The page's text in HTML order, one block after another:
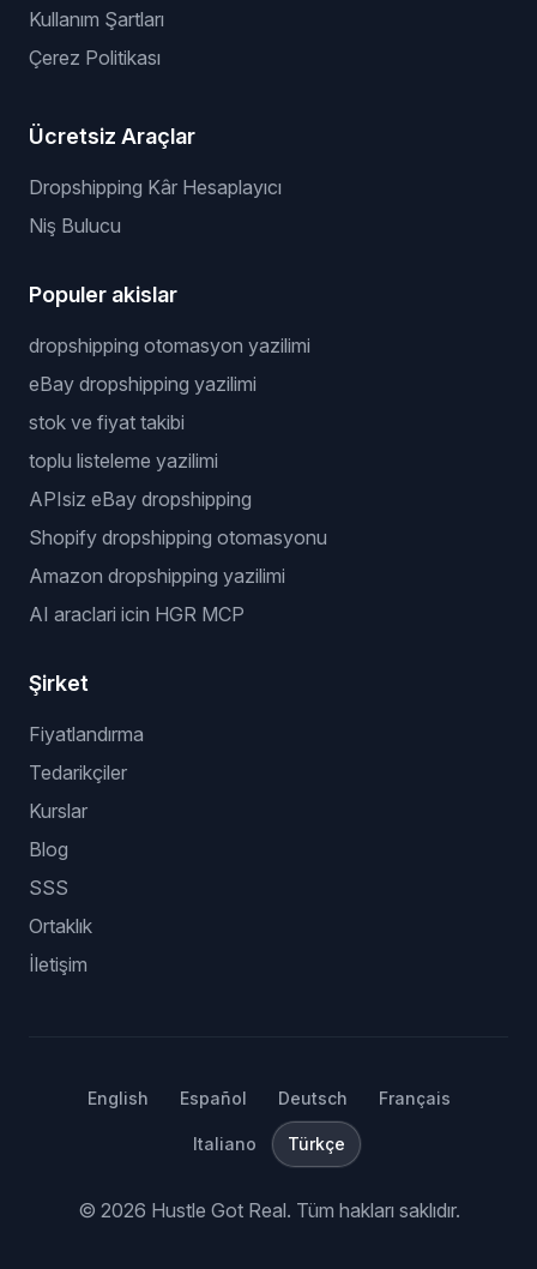
Kullanım Şartları
Çerez Politikası
Ücretsiz Araçlar
Dropshipping Kâr Hesaplayıcı
Niş Bulucu
Populer akislar
dropshipping otomasyon yazilimi
eBay dropshipping yazilimi
stok ve fiyat takibi
toplu listeleme yazilimi
APIsiz eBay dropshipping
Shopify dropshipping otomasyonu
Amazon dropshipping yazilimi
AI araclari icin HGR MCP
Şirket
Fiyatlandırma
Tedarikçiler
Kurslar
Blog
SSS
Ortaklık
İletişim
English Español Deutsch Français
Italiano Türkçe
© 2026 Hustle Got Real. Tüm hakları saklıdır.